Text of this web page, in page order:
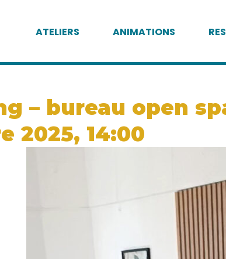
ATELIERS ANIMATIONS
– bureau open
2025, 14:00